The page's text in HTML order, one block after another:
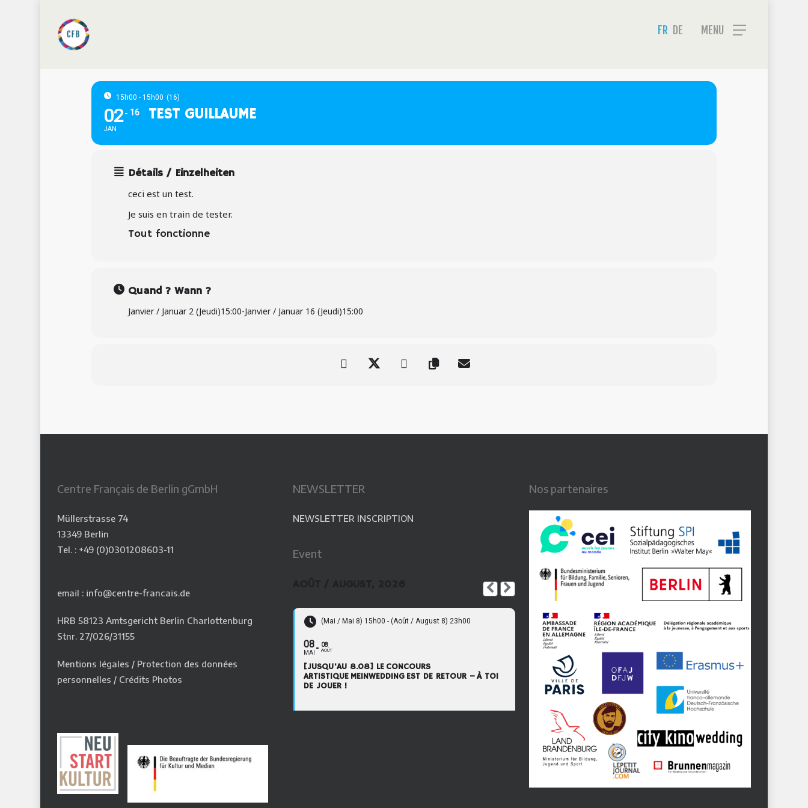
FR DE MENU
15h00 - 15h00 (16)
02
JAN
16 TEST GUILLAUME
Détails / Einzelheiten
ceci est un test.
Je suis en train de tester.
Tout fonctionne
Quand ? Wann ?
Janvier / Januar 2 (Jeudi)15:00-Janvier / Januar 16 (Jeudi)15:00
Centre Français de Berlin gGmbH
Müllerstrasse 74
13349 Berlin
Tel. : +49 (0)0301208603-11
email : info@centre-francais.de
HRB 58123 Amtsgericht Berlin Charlottenburg
Stnr. 27/026/31155
Mentions légales / Protection des données
personnelles / Crédits Photos
NEWSLETTER
NEWSLETTER INSCRIPTION
Event
(Mai / Mai 8) 15h00 - (Août / August 8) 23h00
08
MAI
08
AOÛT
[JUSQU'AU 8.08] LE CONCOURS
ARTISTIQUE MEINWEDDING EST DE RETOUR – À TOI
DE JOUER !
Nos partenaires